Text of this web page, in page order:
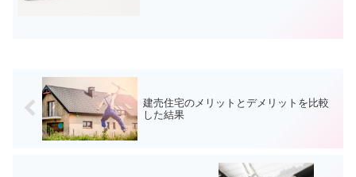
建売住宅のメリットとデメリットを比較
した結果